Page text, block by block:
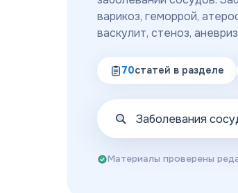
варикоз, геморрой,
васкулит, стеноз,
70статей в разделе
Материалы проверены